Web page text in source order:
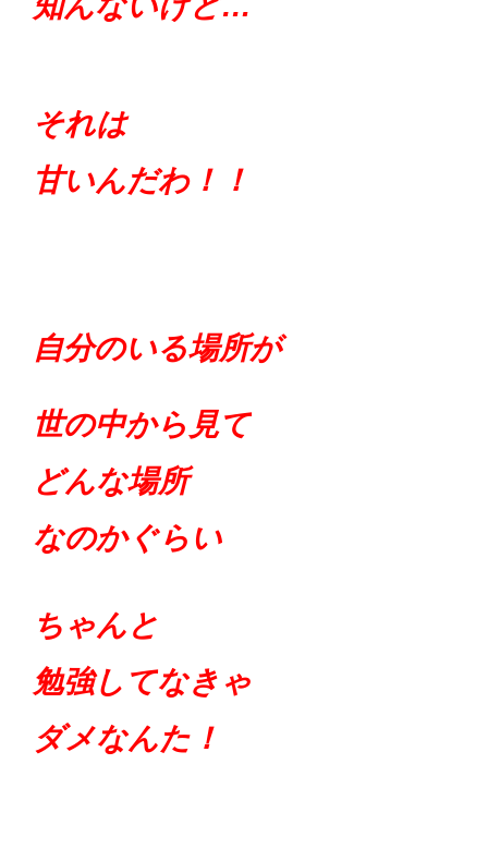
それは
甘いんだわ！！
自分のいる場所が
世の中から見て
どんな場所
なのかぐらい
ちゃんと
勉強してなきゃ
ダメなんた！